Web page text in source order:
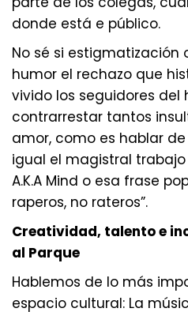
donde está e público.
No sé si estigmatización
humor el rechazo que
vivido los seguidores del
contrarrestar tantos
amor, como es hablar de
igual el magistral trabajo
A.K.A Mind o esa frase
raperos, no rateros”.
Creatividad, talento e
al Parque
Hablemos de lo más
espacio cultural: La